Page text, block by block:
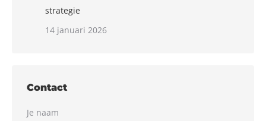
strategie
14 januari 2026
Contact
Je naam